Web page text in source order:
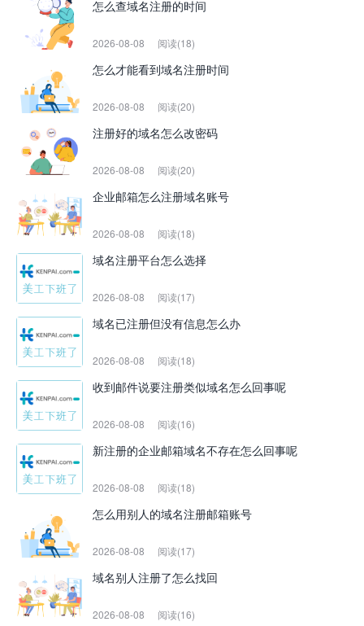
怎么查域名注册的时间
2026-08-08 阅读(18)
怎么才能看到域名注册时间
2026-08-08 阅读(20)
注册好的域名怎么改密码
2026-08-08 阅读(20)
企业邮箱怎么注册域名账号
2026-08-08 阅读(18)
域名注册平台怎么选择
2026-08-08 阅读(17)
域名已注册但没有信息怎么办
2026-08-08 阅读(18)
收到邮件说要注册类似域名怎么回事呢
2026-08-08 阅读(16)
新注册的企业邮箱域名不存在怎么回事呢
2026-08-08 阅读(18)
怎么用别人的域名注册邮箱账号
2026-08-08 阅读(17)
域名别人注册了怎么找回
2026-08-08 阅读(16)